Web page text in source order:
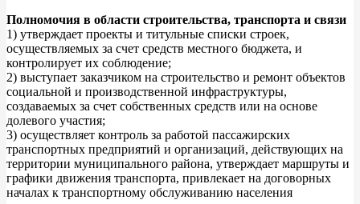
Полномочия в области строительства, транспорта и связи
1) утверждает проекты и титульные списки строек,
осуществляемых за счет средств местного бюджета, и
контролирует их соблюдение;
2) выступает заказчиком на строительство и ремонт объектов
социальной и производственной инфраструктуры,
создаваемых за счет собственных средств или на основе
долевого участия;
3) осуществляет контроль за работой пассажирских
транспортных предприятий и организаций, действующих на
территории муниципального района, утверждает маршруты и
графики движения транспорта, привлекает на договорных
началах к транспортному обслуживанию населения